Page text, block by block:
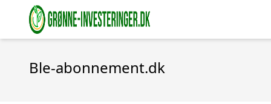
Ble-abonnement.dk